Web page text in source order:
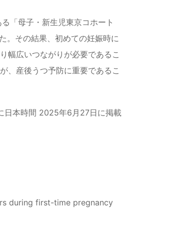
る「母子・新生児東京コホート
。その結果、初めての妊娠時に
幅広いつながりが必要であるこ
、産後うつ予防に重要であるこ
日本時間 2025年6月27日に掲載
during first-time pregnancy